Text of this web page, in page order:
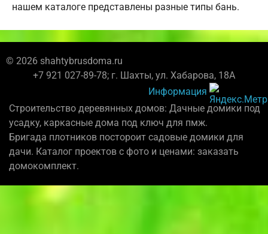
нашем каталоге представлены разные типы бань.
© 2026 shahtybrusdoma.ru
+7 921 027-89-78; г. Шахты, ул. Хабарова, 18А
Информация
Строительство деревянных домов: Дачные домики под
усадку, каркасные дома под ключ для пмж.
Бригада плотников постороит садовые домики для
дачи. Каталог проектов с фото и ценами: заказать
домокомплект.